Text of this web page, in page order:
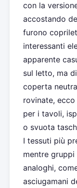
con la
accostando
furono
interessanti
apparente
sul letto, ma
coperta
rovinate,
per i tavoli,
o svuota
I tessuti più
mentre
analoghi,
asciugamani